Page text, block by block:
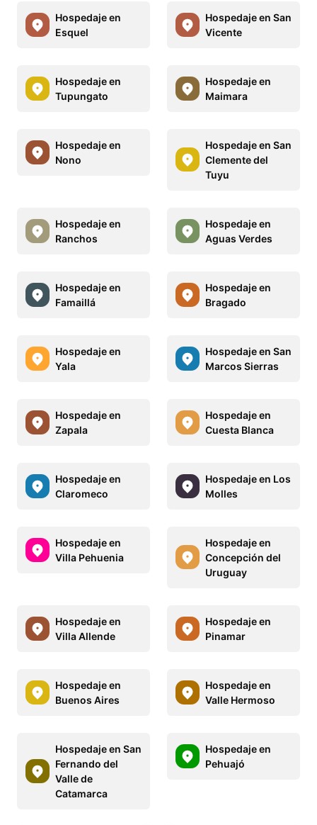
Hospedaje en
Esquel
Hospedaje en San
Vicente
Hospedaje en
Tupungato
Hospedaje en
Maimara
Hospedaje en
Nono
Hospedaje en San
Clemente del
Tuyu
Hospedaje en
Ranchos
Hospedaje en
Aguas Verdes
Hospedaje en
Famaillá
Hospedaje en
Bragado
Hospedaje en
Yala
Hospedaje en San
Marcos Sierras
Hospedaje en
Zapala
Hospedaje en
Cuesta Blanca
Hospedaje en
Claromeco
Hospedaje en Los
Molles
Hospedaje en
Villa Pehuenia
Hospedaje en
Concepción del
Uruguay
Hospedaje en
Villa Allende
Hospedaje en
Pinamar
Hospedaje en
Buenos Aires
Hospedaje en
Valle Hermoso
Hospedaje en San
Fernando del
Valle de
Catamarca
Hospedaje en
Pehuajó